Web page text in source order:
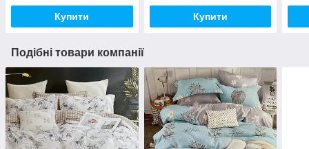
Купити Купити
Подібні товари компанії